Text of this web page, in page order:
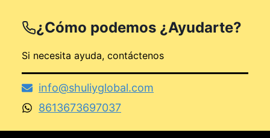
¿Cómo podemos ¿Ayudarte?
Si necesita ayuda, contáctenos
info@shuliyglobal.com
8613673697037